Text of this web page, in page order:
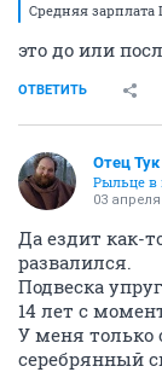
Средняя зарплата
это до или
ОТВЕТИТЬ
Отец Тук
Рыльце в
03 апреля
Да ездит как-
развалился.
Подвеска
14 лет с
У меня только
серебрянный